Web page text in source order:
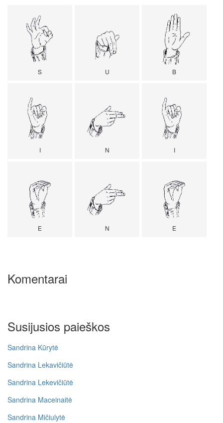
S U B
I N I
E N E
Komentarai
Susijusios paieškos
Sandrina Kūrytė
Sandrina Lekavičiūtė
Sandrina Lekevičiūtė
Sandrina Maceinaitė
Sandrina Mičiulytė